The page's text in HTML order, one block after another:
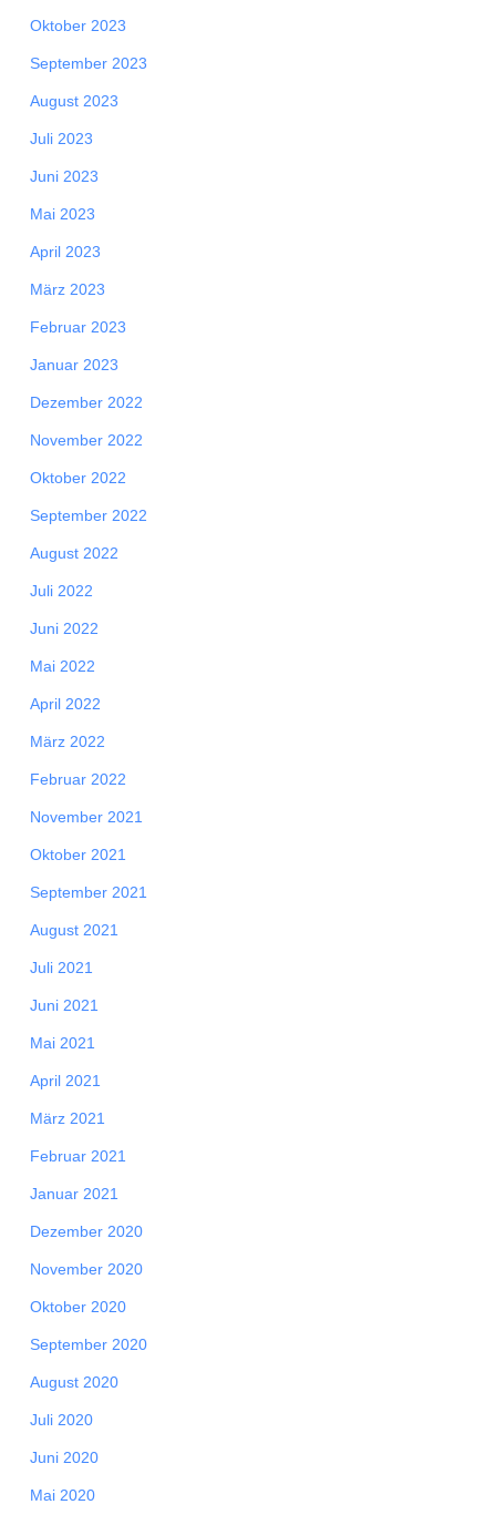
Oktober 2023
September 2023
August 2023
Juli 2023
Juni 2023
Mai 2023
April 2023
März 2023
Februar 2023
Januar 2023
Dezember 2022
November 2022
Oktober 2022
September 2022
August 2022
Juli 2022
Juni 2022
Mai 2022
April 2022
März 2022
Februar 2022
November 2021
Oktober 2021
September 2021
August 2021
Juli 2021
Juni 2021
Mai 2021
April 2021
März 2021
Februar 2021
Januar 2021
Dezember 2020
November 2020
Oktober 2020
September 2020
August 2020
Juli 2020
Juni 2020
Mai 2020